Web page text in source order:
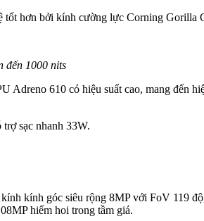
tốt hơn bởi kính cường lực Corning Gorilla
đến 1000 nits
610 có hiệu suất cao, mang đến
sạc nhanh 33W.
kính góc siêu rộng 8MP với FoV 119
hiếm hoi trong tầm giá.